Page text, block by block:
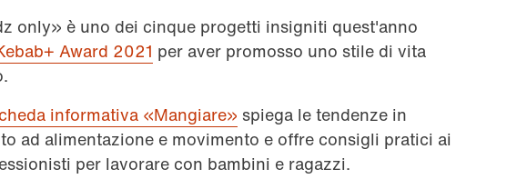
only» è uno dei cinque progetti insigniti quest'anno
Award 2021 per aver promosso uno stile di vita
informativa «Mangiare» spiega le tendenze in
ad alimentazione e movimento e offre consigli pratici ai
per lavorare con bambini e ragazzi.